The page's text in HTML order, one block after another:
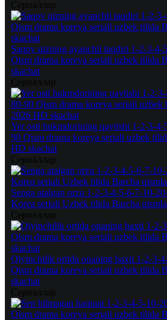
Saqov qizning ayanchli taqdiri 1-2-3-4-
Qism drama koreya seriali uzbek tilida
skachat
Yer osti hukmdorining qaytishi 1-2-3-
90 Qism drama koreya seriali uzbek
HD skachat
Senga atalgan orzu 1-2-3-4-5-6-7-10-
Korea seriali Uzbek tilida Barcha
Qiyinchilik ortida onaning baxti 1-2-3-
Qism drama koreya seriali uzbek tilida
skachat